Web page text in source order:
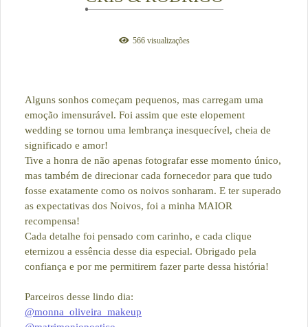
566visualizações
Alguns sonhos começam pequenos, mas carregam uma
emoção imensurável. Foi assim que este elopement
wedding se tornou uma lembrança inesquecível, cheia de
significado e amor!
Tive a honra de não apenas fotografar esse momento único,
mas também de direcionar cada fornecedor para que tudo
fosse exatamente como os noivos sonharam. E ter superado
as expectativas dos Noivos, foi a minha MAIOR
recompensa!
Cada detalhe foi pensado com carinho, e cada clique
eternizou a essência desse dia especial. Obrigado pela
confiança e por me permitirem fazer parte dessa história!
Parceiros desse lindo dia:
@monna_oliveira_makeup